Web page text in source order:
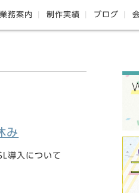
業務案内 制作実績 ブログ
み
導入について